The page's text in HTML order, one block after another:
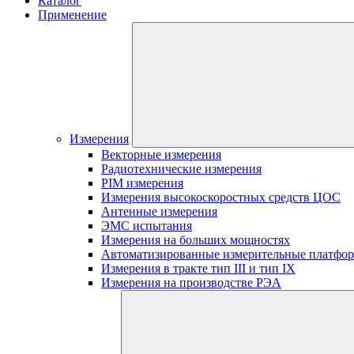
Применение
Измерения
Векторные измерения
Радиотехнические измерения
PIM измерения
Измерения высокоскоростных средств ЦОС
Антенные измерения
ЭМС испытания
Измерения на больших мощностях
Автоматизированные измерительные
Измерения в тракте тип III и тип IX
Измерения на производстве РЭА